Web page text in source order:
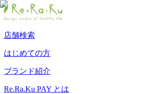
店舗検索
はじめての方
ブランド紹介
Re.Ra.Ku PAY とは